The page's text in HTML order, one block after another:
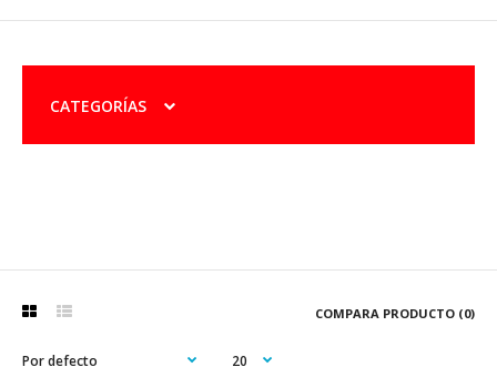
CATEGORÍAS
COMPARA PRODUCTO (0)